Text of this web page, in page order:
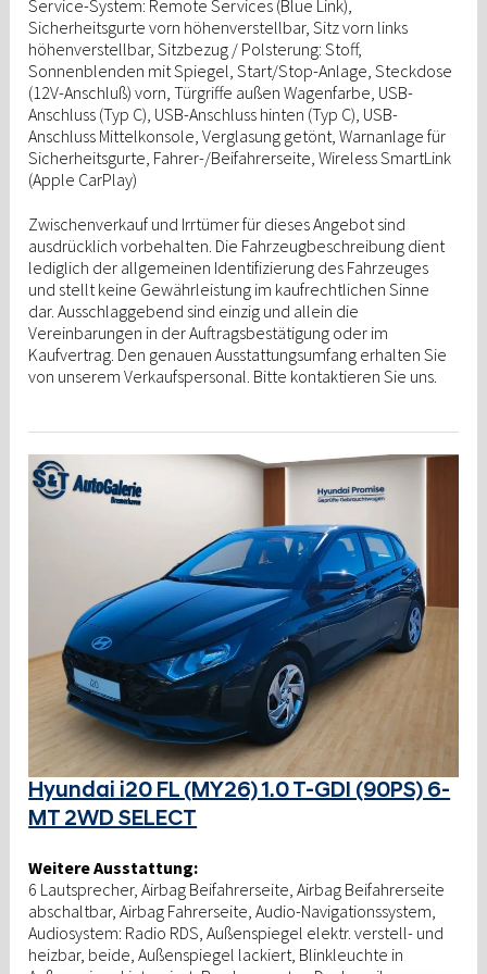
Service-System: Remote Services (Blue Link),
Sicherheitsgurte vorn höhenverstellbar, Sitz vorn links
höhenverstellbar, Sitzbezug / Polsterung: Stoff,
Sonnenblenden mit Spiegel, Start/Stop-Anlage, Steckdose
(12V-Anschluß) vorn, Türgriffe außen Wagenfarbe, USB-
Anschluss (Typ C), USB-Anschluss hinten (Typ C), USB-
Anschluss Mittelkonsole, Verglasung getönt, Warnanlage für
Sicherheitsgurte, Fahrer-/Beifahrerseite, Wireless SmartLink
(Apple CarPlay)
Zwischenverkauf und Irrtümer für dieses Angebot sind
ausdrücklich vorbehalten. Die Fahrzeugbeschreibung dient
lediglich der allgemeinen Identifizierung des Fahrzeuges
und stellt keine Gewährleistung im kaufrechtlichen Sinne
dar. Ausschlaggebend sind einzig und allein die
Vereinbarungen in der Auftragsbestätigung oder im
Kaufvertrag. Den genauen Ausstattungsumfang erhalten Sie
von unserem Verkaufspersonal. Bitte kontaktieren Sie uns.
Hyundai i20 FL (MY26) 1.0 T-GDI (90PS) 6-
MT 2WD SELECT
Weitere Ausstattung:
6 Lautsprecher, Airbag Beifahrerseite, Airbag Beifahrerseite
abschaltbar, Airbag Fahrerseite, Audio-Navigationssystem,
Audiosystem: Radio RDS, Außenspiegel elektr. verstell- und
heizbar, beide, Außenspiegel lackiert, Blinkleuchte in